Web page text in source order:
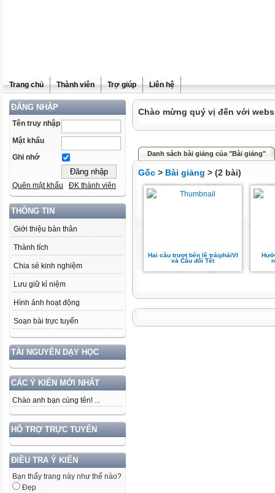
Trang chủ Thành viên Trợ giúp Liên hệ
ĐĂNG NHẬP
Tên truy nhập
Mật khẩu
Ghi nhớ
Quên mật khẩu ĐK thành viên
THÔNG TIN
Giới thiệu bản thân
Thành tích
Chia sẻ kinh nghiệm
Lưu giữ kỉ niệm
Hình ảnh hoạt động
Soạn bài trực tuyến
TÀI NGUYÊN DẠY HỌC
CÁC Ý KIẾN MỚI NHẤT
Chào anh bạn cùng tên! ...
HỖ TRỢ TRỰC TUYẾN
ĐIỀU TRA Ý KIẾN
Bạn thấy trang này như thế nào?
Đẹp
Chào mừng quý vị đến với
Danh sách bài giảng của "Bài giảng"
Gốc > Bài giảng > (2 bài)
Hai câu trượt bên lề tráiphảiVI
và Câu đối Tết